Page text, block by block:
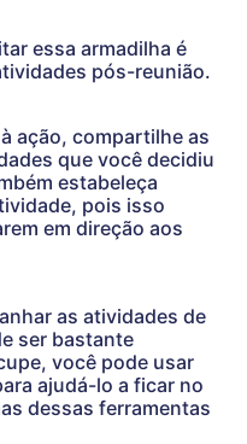
essa armadilha é
pós-reunião.
ação, compartilhe as
que você decidiu
estabeleça
pois isso
em direção aos
as atividades de
ser bastante
você pode usar
ajudá-lo a ficar no
dessas ferramentas